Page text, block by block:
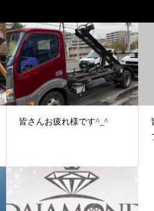
皆さんお疲れ様です^_^